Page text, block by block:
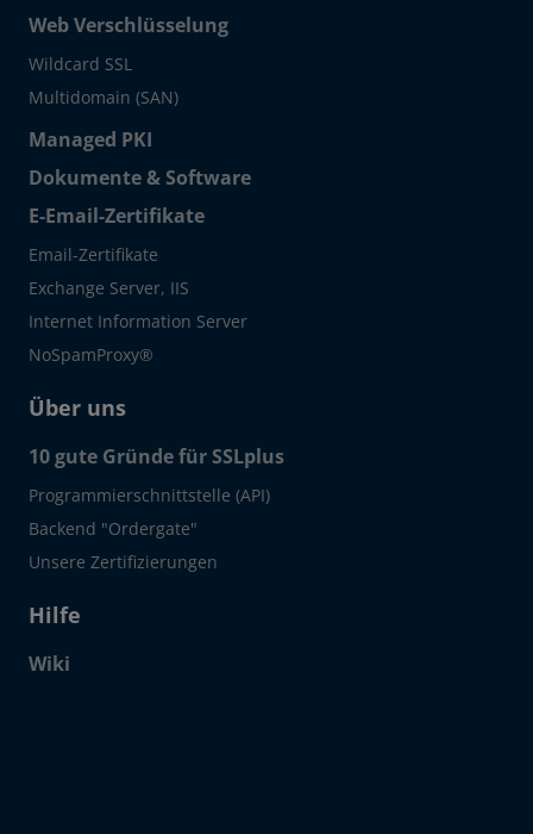
Web Verschlüsselung
Wildcard SSL
Multidomain (SAN)
Managed PKI
Dokumente & Software
E-Email-Zertifikate
Email-Zertifikate
Exchange Server, IIS
Internet Information Server
NoSpamProxy®
Über uns
10 gute Gründe für SSLplus
Programmierschnittstelle (API)
Backend "Ordergate"
Unsere Zertifizierungen
Hilfe
Wiki